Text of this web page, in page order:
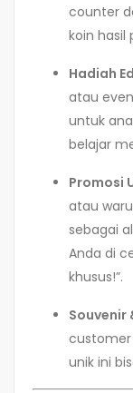
counter
koin hasil
Hadiah
atau
untuk
belajar
Promosi
atau
sebagai
Anda di
khusus!”.
Souvenir
unik ini